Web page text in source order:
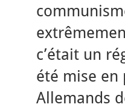
c’était un
été mise en
Allemands